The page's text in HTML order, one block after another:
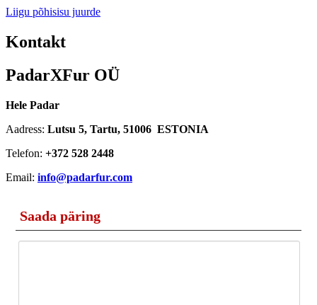
Liigu põhisisu juurde
Kontakt
PadarXFur OÜ
Hele Padar
Aadress: Lutsu 5, Tartu, 51006 ESTONIA
Telefon: +372 528 2448
Email: info@padarfur.com
Saada päring